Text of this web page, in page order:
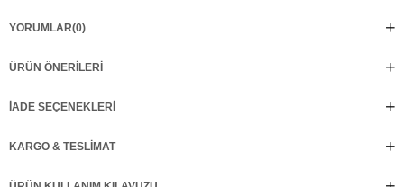
YORUMLAR(0)
ÜRÜN ÖNERILERI
İADE SEÇENEKLERI
KARGO & TESLIMAT